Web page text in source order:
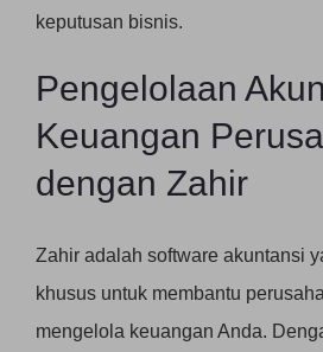
keputusan bisnis.
Pengelolaan
Keuangan
dengan Zahir
Zahir adalah software akuntansi
khusus untuk membantu
mengelola keuangan Anda.